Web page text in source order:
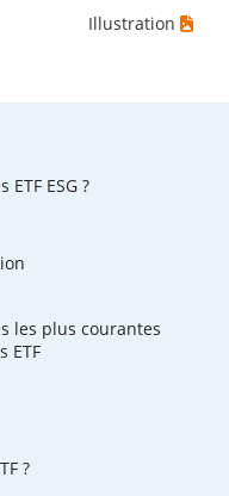
Illustration
ESG ?
les plus courantes
ETF
?